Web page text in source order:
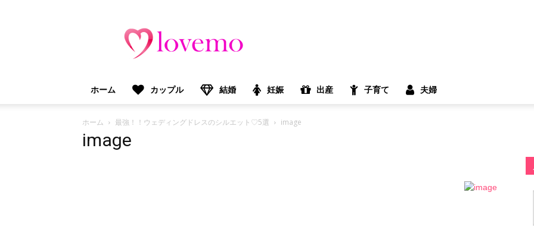
モ）：
プ
マ
マ
向
ホーム カップル 結婚 妊娠 出産 子育て 夫婦
ホーム 最強！！ウェディングドレスのシルエット♡5選 image
image